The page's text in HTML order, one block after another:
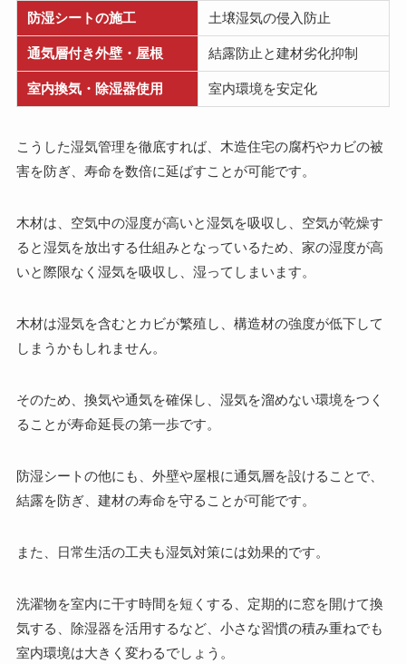
防湿シートの施工 土壌湿気の侵入防止
通気層付き外壁・屋根 結露防止と建材劣化抑制
室内換気・除湿器使用 室内環境を安定化
こうした湿気管理を徹底すれば、木造住宅の腐朽やカビの被
害を防ぎ、寿命を数倍に延ばすことが可能です。
木材は、空気中の湿度が高いと湿気を吸収し、空気が乾燥す
ると湿気を放出する仕組みとなっているため、家の湿度が高
いと際限なく湿気を吸収し、湿ってしまいます。
木材は湿気を含むとカビが繁殖し、構造材の強度が低下して
しまうかもしれません。
そのため、換気や通気を確保し、湿気を溜めない環境をつく
ることが寿命延長の第一歩です。
防湿シートの他にも、外壁や屋根に通気層を設けることで、
結露を防ぎ、建材の寿命を守ることが可能です。
また、日常生活の工夫も湿気対策には効果的です。
洗濯物を室内に干す時間を短くする、定期的に窓を開けて換
気する、除湿器を活用するなど、小さな習慣の積み重ねでも
室内環境は大きく変わるでしょう。